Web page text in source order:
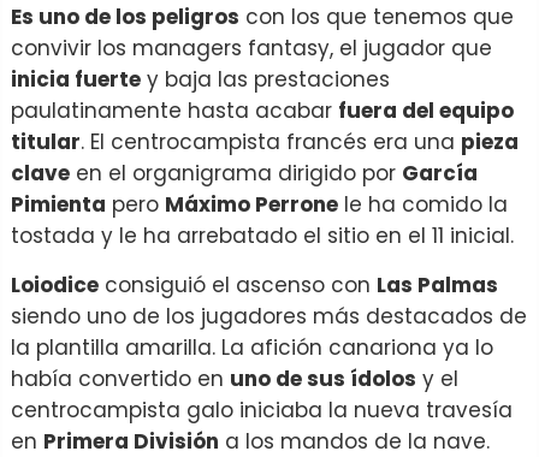
Es uno de los peligros con los que tenemos que
convivir los managers fantasy, el jugador que
inicia fuerte y baja las prestaciones
paulatinamente hasta acabar fuera del equipo
titular. El centrocampista francés era una pieza
clave en el organigrama dirigido por García
Pimienta pero Máximo Perrone le ha comido la
tostada y le ha arrebatado el sitio en el 11 inicial.
Loiodice consiguió el ascenso con Las Palmas
siendo uno de los jugadores más destacados de
la plantilla amarilla. La afición canariona ya lo
había convertido en uno de sus ídolos y el
centrocampista galo iniciaba la nueva travesía
en Primera División a los mandos de la nave.